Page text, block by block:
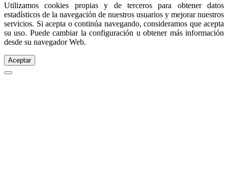
Utilizamos cookies propias y de terceros para obtener datos
estadísticos de la navegación de nuestros usuarios y mejorar nuestros
servicios. Si acepta o continúa navegando, consideramos que acepta
su uso. Puede cambiar la configuración u obtener más información
desde su navegador Web.
Aceptar